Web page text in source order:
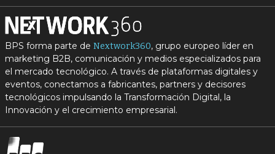
BPS forma parte de Nextwork360, grupo europeo líder en
marketing B2B, comunicación y medios especializados para
el mercado tecnológico. A través de plataformas digitales y
eventos, conectamos a fabricantes, partners y decisores
tecnológicos impulsando la Transformación Digital, la
Innovación y el crecimiento empresarial.